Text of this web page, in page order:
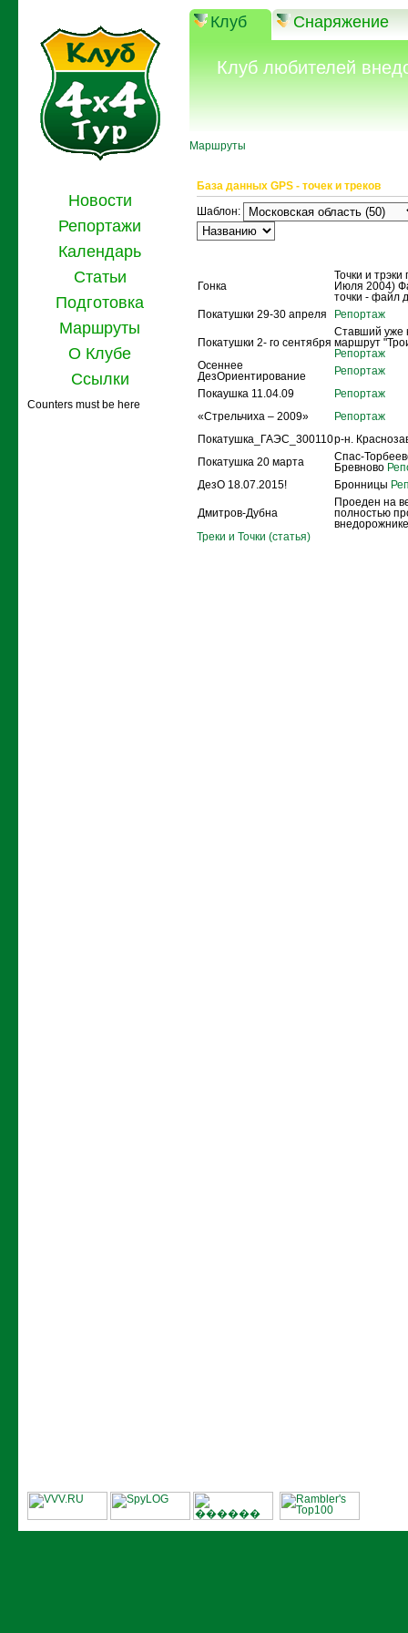
Клуб Снаряжение
Клуб любителей
Маршруты
Новости
Репортажи
Календарь
Статьи
Подготовка
Маршруты
О Клубе
Ссылки
Counters must be here
База данных GPS - точек и треков
Шаблон:
Гонка
Точки и трэки
Июля 2004)
точки - файл
Покатушки 29-30 апреля
Репортаж
Покатушки 2- го сентября
Ставший уже
маршрут
Репортаж
Осеннее
ДезОриентирование
Репортаж
Покаушка 11.04.09
Репортаж
«Стрельчиха – 2009»
Репортаж
Покатушка_ГАЭС_300110р-н.
Покатушка 20 марта
Спас-
Бревново
ДезО 18.07.2015!
Бронницы
Дмитров-Дубна
Проеден на
полностью
Треки и Точки (статья)